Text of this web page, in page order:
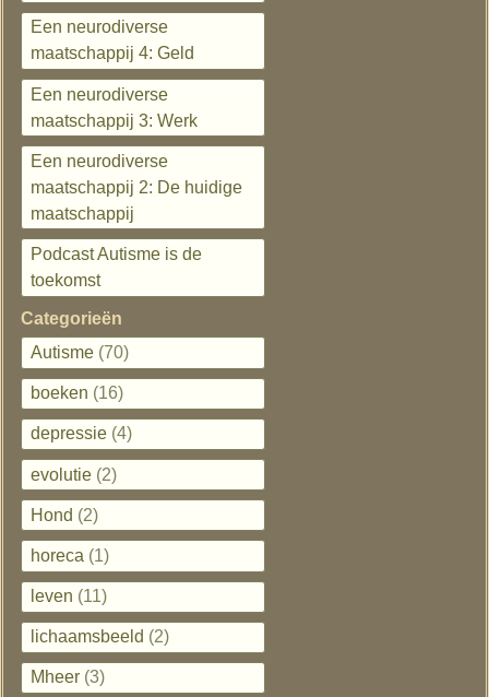
Een neurodiverse
maatschappij 4: Geld
Een neurodiverse
maatschappij 3: Werk
Een neurodiverse
maatschappij 2: De huidige
maatschappij
Podcast Autisme is de
toekomst
Categorieën
Autisme (70)
boeken (16)
depressie (4)
evolutie (2)
Hond (2)
horeca (1)
leven (11)
lichaamsbeeld (2)
Mheer (3)